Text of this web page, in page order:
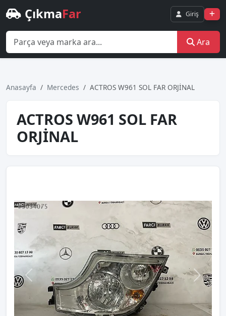
ÇıkmaFar Giriş
Ara
Anasayfa Mercedes ACTROS W961 SOL FAR ORJİNAL
ACTROS W961 SOL FAR
ORJİNAL